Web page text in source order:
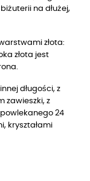
na dłużej,
złota:
złota jest
długości, z
zawieszki, z
24
kryształami